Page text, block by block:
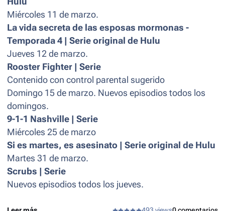
Miércoles 11 de marzo.
La vida secreta de las esposas mormonas -
Temporada 4 | Serie original de Hulu
Jueves 12 de marzo.
Rooster Fighter | Serie
Contenido con control parental sugerido
Domingo 15 de marzo. Nuevos episodios todos los
domingos.
9-1-1 Nashville | Serie
Miércoles 25 de marzo
Si es martes, es asesinato | Serie original de Hulu
Martes 31 de marzo.
Scrubs | Serie
Nuevos episodios todos los jueves.